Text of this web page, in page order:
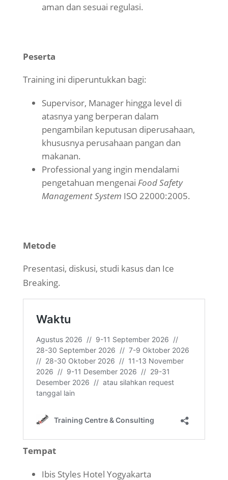
aman dan sesuai regulasi.
Peserta
Training ini diperuntukkan bagi:
Supervisor, Manager hingga level di
atasnya yang berperan dalam
pengambilan keputusan diperusahaan,
khususnya perusahaan pangan dan
makanan.
Professional yang ingin mendalami
pengetahuan mengenai Food Safety
Management System ISO 22000:2005.
Metode
Presentasi, diskusi, studi kasus dan Ice
Breaking.
Tempat
Ibis Styles Hotel Yogyakarta